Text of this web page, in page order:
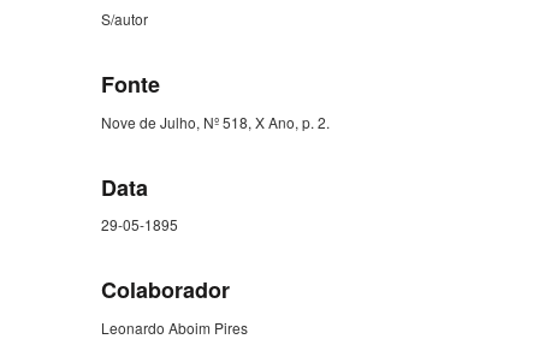
S/autor
Fonte
Nove de Julho, Nº 518, X Ano, p. 2.
Data
29-05-1895
Colaborador
Leonardo Aboim Pires